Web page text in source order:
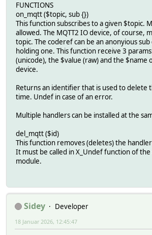
FUNCTIONS
on_mqtt ($topic, sub {})
This function subscribes to a given $topic.
allowed. The MQTT2 IO device, of course,
topic. The coderef can be an anonyious
holding one. This function receive 3
(unicode), the $value (raw) and the $name
device.
Returns an identifier that is used to delete
time. Undef in case of an error.
Multiple handlers can be installed at the
del_mqtt ($id)
This function removes (deletes) the
It must be called in X_Undef function of
module.
Sidey
Developer
18 Januar 2026, 12:45:47